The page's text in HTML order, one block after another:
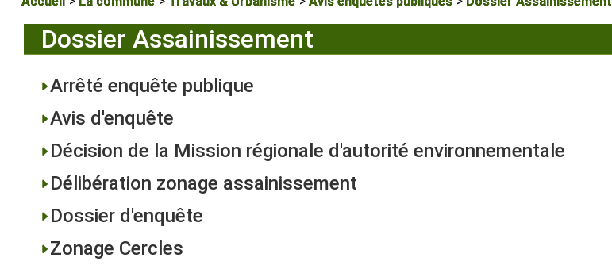
Dossier Assainissement
Arrêté enquête publique
Avis d'enquête
Décision de la Mission régionale d'autorité environnementale
Délibération zonage assainissement
Dossier d'enquête
Zonage Cercles